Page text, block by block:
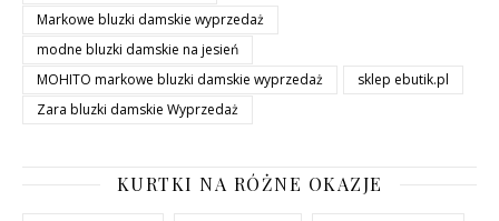
Markowe bluzki damskie wyprzedaż
modne bluzki damskie na jesień
MOHITO markowe bluzki damskie wyprzedaż
sklep ebutik.pl
Zara bluzki damskie Wyprzedaż
KURTKI NA RÓŻNE OKAZJE